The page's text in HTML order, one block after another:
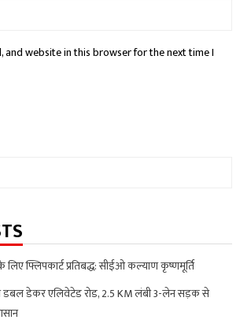
and website in this browser for the next time I
के लिए फ्लिपकार्ट प्रतिबद्ध: सीईओ कल्याण कृष्णमूर्ति
डबल डेकर एलिवेटेड रोड, 2.5 KM लंबी 3-लेन सड़क से